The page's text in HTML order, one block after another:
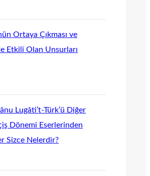
Ortaya Çıkması ve
Etkili Olan Unsurları
Lugâti’t-Türk’ü Diğer
Dönemi Eserlerinden
Sizce Nelerdir?